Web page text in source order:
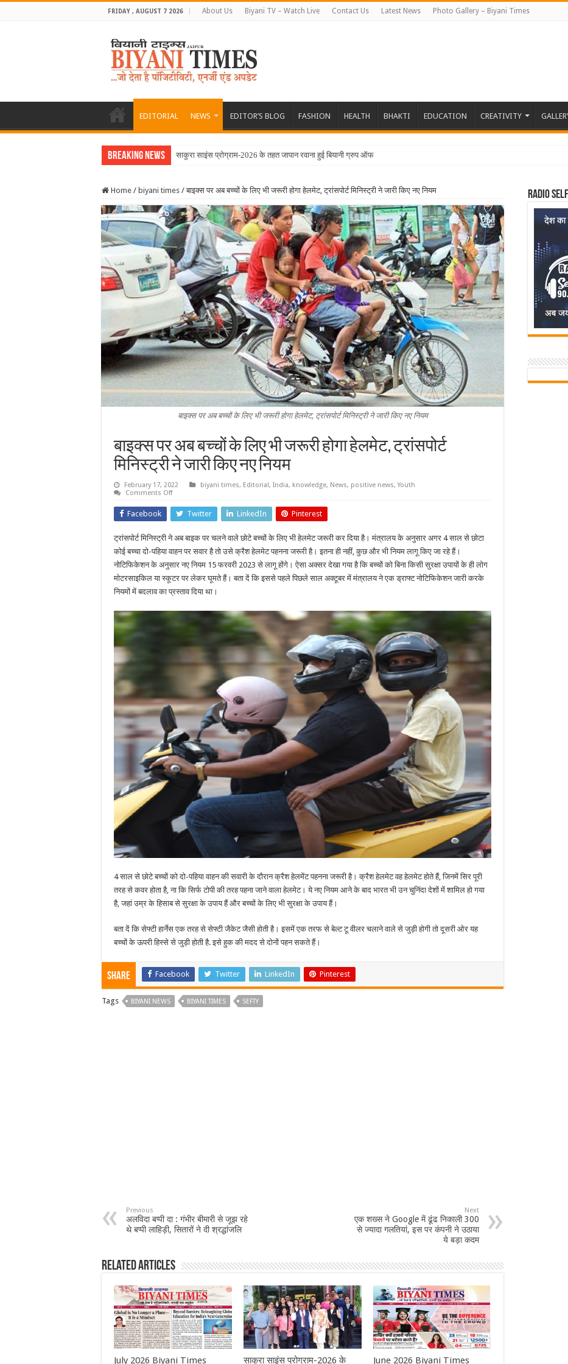
FRIDAY , AUGUST 7 2026 About Us Biyani TV – Watch Live Contact Us Latest News Photo Gallery – Biyani Times
EDITORIAL NEWS EDITOR’S BLOG FASHION HEALTH BHAKTI EDUCATION CREATIVITY
Breaking News साकुरा साइंस प्रोग्राम-2026 के तहत जापान रवाना हुई बियानी ग्रुप ऑफ कॉलेजेज की छात्राएं और
Home / biyani times / बाइक्स पर अब बच्चों के लिए भी जरूरी होगा हेलमेट, ट्रांसपोर्ट मिनिस्ट्री ने जारी किए नए नियम
बाइक्स पर अब बच्चों के लिए भी जरूरी होगा हेलमेट, ट्रांसपोर्ट मिनिस्ट्री ने जारी किए नए नियम
बाइक्स पर अब बच्चों के लिए भी जरूरी होगा हेलमेट, ट्रांसपोर्ट
मिनिस्ट्री ने जारी किए नए नियम
February 17, 2022 biyani times, Editorial, India, knowledge, News, positive news,Youth
Comments Offon
पर
अब
बच्चों
लिए
भी
जरूरी
होगा
हेलमेट,
ट्रांसपोर्ट
मिनिस्ट्री
ने
किए
नियम
Facebook Twitter LinkedIn Pinterest
ट्रांसपोर्ट मिनिस्ट्री ने अब बाइक पर चलने वाले छोटे बच्चों के लिए भी हेलमेट जरूरी कर दिया है। मंत्रालय के अनुसार अगर 4 साल से छोटा
कोई बच्चा दो-पहिया वाहन पर सवार है तो उसे क्रैश हेलमेट पहनना जरूरी है। इतना ही नहीं, कुछ और भी नियम लागू किए जा रहे हैं।
नोटिफिकेशन के अनुसार नए नियम 15 फरवरी 2023 से लागू होंगे। ऐसा अक्सर देखा गया है कि बच्चों को बिना किसी सुरक्षा उपायों के ही लोग
मोटरसाइकिल या स्कूटर पर लेकर घूमते हैं। बता दें कि इससे पहले पिछले साल अक्टूबर में मंत्रालय ने एक ड्राफ्ट नोटिफिकेशन जारी करके
नियमों में बदलाव का प्रस्ताव दिया था।
4 साल से छोटे बच्चों को दो-पहिया वाहन की सवारी के दौरान क्रैश हेलमेंट पहनना जरूरी है। क्रैश हेलमेट वह हेलमेट होते हैं, जिनमें सिर पूरी
तरह से कवर होता है, ना कि सिर्फ टोपी की तरह पहना जाने वाला हेलमेट। ये नए नियम आने के बाद भारत भी उन चुनिंदा देशों में शामिल हो गया
है, जहां उम्र के हिसाब से सुरक्षा के उपाय हैं और बच्चों के लिए भी सुरक्षा के उपाय हैं।
बता दें कि सेफ्टी हार्नेस एक तरह से सेफ्टी जैकेट जैसी होती है। इसमें एक तरफ से बेल्ट टू वीलर चलाने वाले से जुड़ी होगी तो दूसरी ओर यह
बच्चों के ऊपरी हिस्से से जुड़ी होती है. इसे हुक की मदद से दोनों पहन सकते हैं।
Share Facebook Twitter LinkedIn Pinterest
Tags BIYANI NEWS BIYANI TIMES SEFTY
Previous
अलविदा बप्पी दा : गंभीर बीमारी से जूझ रहे
थे बप्पी लाहिड़ी, सितारों ने दी श्रद्धांजलि
Next
एक शख्स ने Google में ढूंढ निकाली 300
से ज्यादा गलतियां, इस पर कंपनी ने उठाया
ये बड़ा कदम
Related Articles
July 2026 Biyani Times साकुरा साइंस प्रोग्राम-2026 के June 2026 Biyani Times
Radio